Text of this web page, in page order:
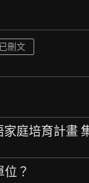
已刪文
庭培育計畫
位？